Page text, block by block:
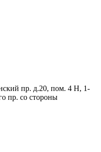
пр. д.20, пом. 4 Н, 1-
пр. со стороны